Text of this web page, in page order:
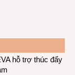
hỗ trợ thúc đẩy